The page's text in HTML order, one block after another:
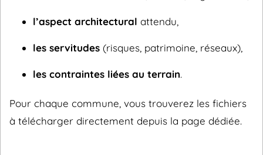
l’aspect architectural attendu,
les servitudes (risques, patrimoine, réseaux),
les contraintes liées au terrain.
Pour chaque commune, vous trouverez les fichiers
à télécharger directement depuis la page dédiée.